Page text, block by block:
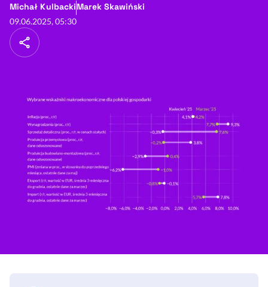
Michał Kulbacki- autor artykułu - profil
Marek Skawiński
09.06.2025, 05:30